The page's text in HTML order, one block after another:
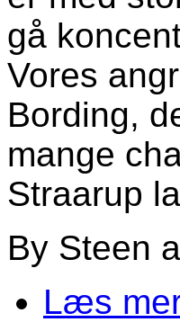
gå
Vores
Bording,
mange
Straarup
By Steen
Læs